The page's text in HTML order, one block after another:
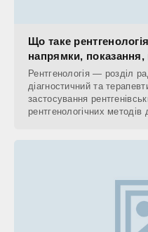
Що таке
напрямки, показання,
Рентгенологія — розділ
діагностичний та
застосування
рентгенологічних методів